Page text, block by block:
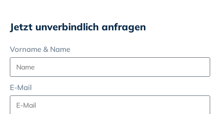
Jetzt unverbindlich anfragen
Vorname & Name
E-Mail